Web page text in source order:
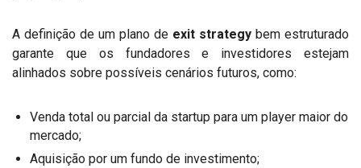
A definição de um plano de exit strategy bem estruturado
garante que os fundadores e investidores estejam
alinhados sobre possíveis cenários futuros, como:
Venda total ou parcial da startup para um player maior do
mercado;
Aquisição por um fundo de investimento;